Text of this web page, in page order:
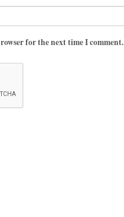
for the next time I comment.